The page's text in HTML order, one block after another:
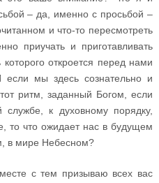
– да, именно с просьбой –
и что-то пересмотреть
приучать и приготавливать
откроется перед нами
если мы здесь сознательно и
ритм, заданный Богом, если
к духовному порядку,
то что ожидает нас в будущем
в мире Небесном?
с тем призываю всех вас